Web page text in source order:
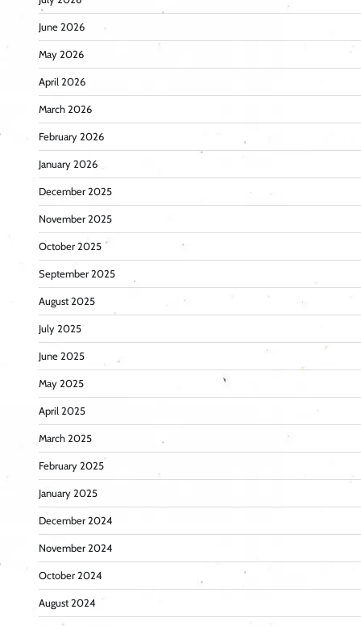
June 2026
May 2026
April 2026
March 2026
February 2026
January 2026
December 2025
November 2025
October 2025
September 2025
August 2025
July 2025
June 2025
May 2025
April 2025
March 2025
February 2025
January 2025
December 2024
November 2024
October 2024
August 2024